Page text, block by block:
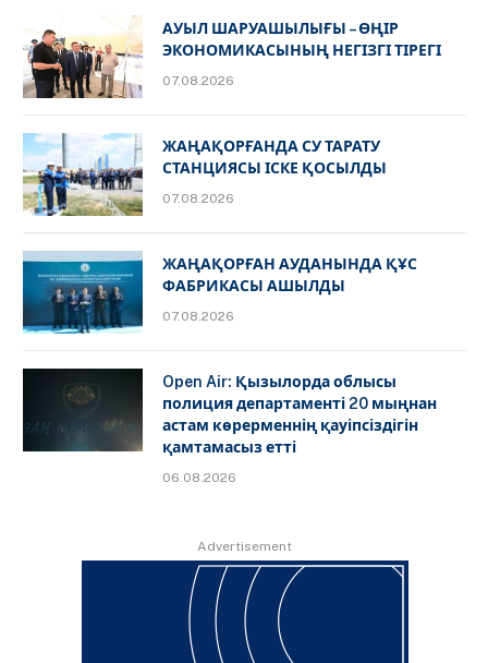
АУЫЛ ШАРУАШЫЛЫҒЫ – ӨҢІР
ЭКОНОМИКАСЫНЫҢ НЕГІЗГІ ТІРЕГІ
07.08.2026
ЖАҢАҚОРҒАНДА СУ ТАРАТУ
СТАНЦИЯСЫ ІСКЕ ҚОСЫЛДЫ
07.08.2026
ЖАҢАҚОРҒАН АУДАНЫНДА ҚҰС
ФАБРИКАСЫ АШЫЛДЫ
07.08.2026
Open Air: Қызылорда облысы
полиция департаменті 20 мыңнан
астам көрерменнің қауіпсіздігін
қамтамасыз етті
06.08.2026
Advertisement